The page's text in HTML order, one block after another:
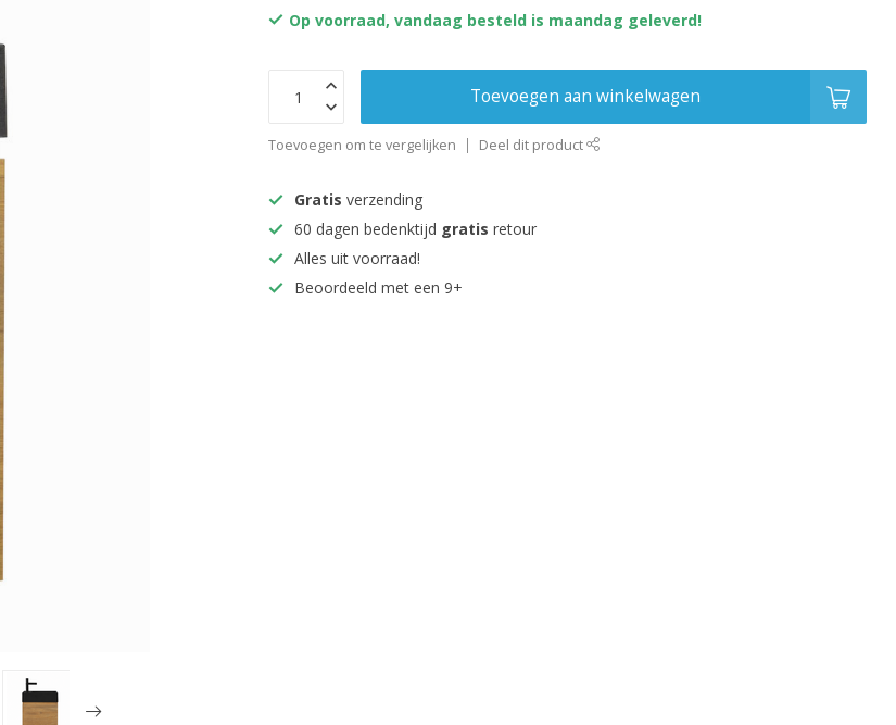
Op voorraad, vandaag besteld is maandag geleverd!
Toevoegen aan winkelwagen
Toevoegen om te vergelijken Deel dit product
Gratis verzending
60 dagen bedenktijd gratis retour
Alles uit voorraad!
Beoordeeld met een 9+